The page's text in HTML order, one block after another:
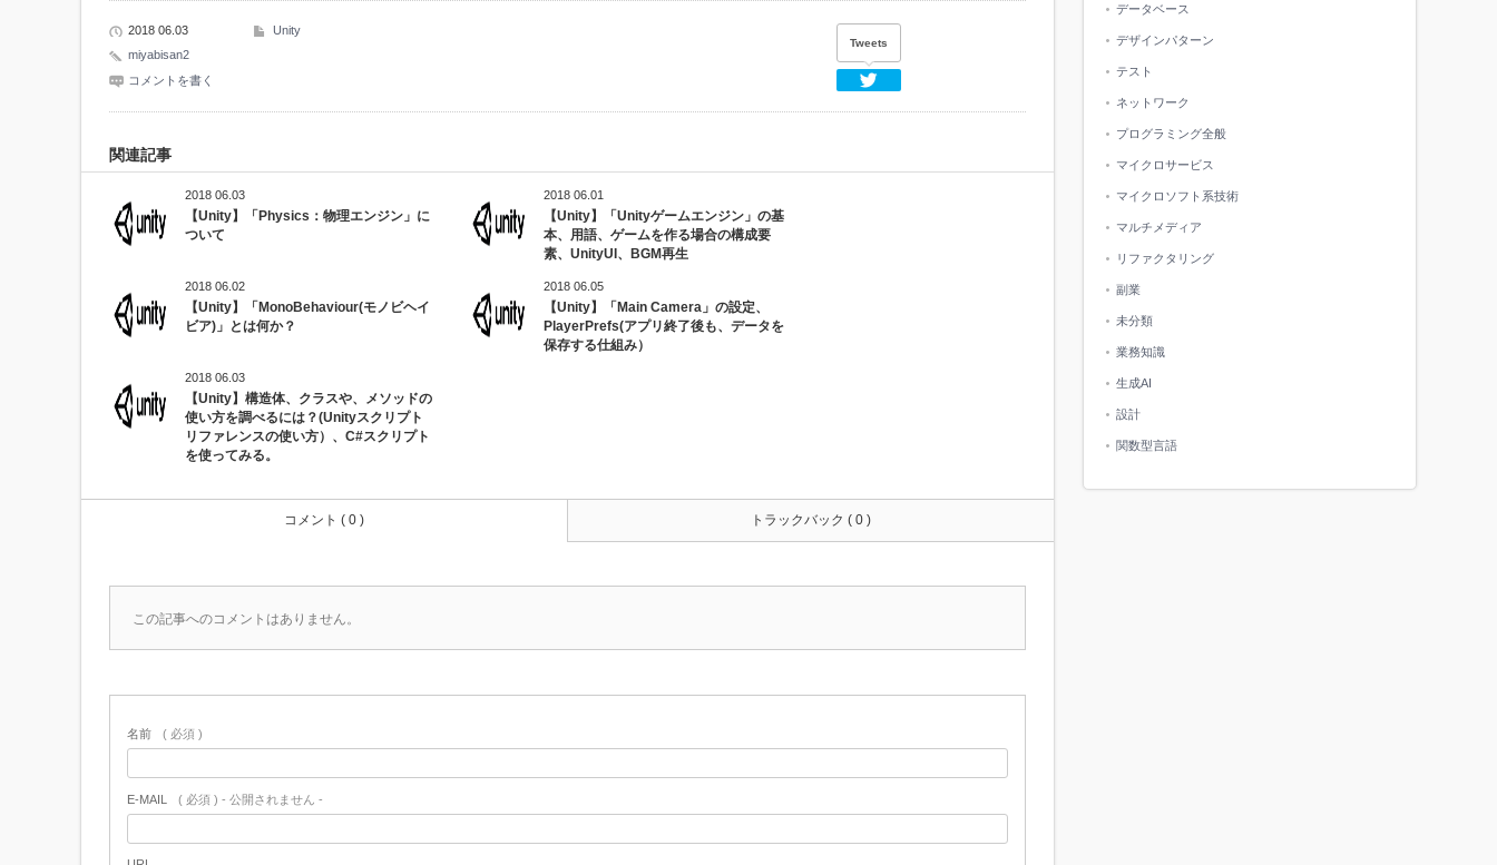
2018 06.03
miyabisan2
コメントを書く
Unity
Tweets
関連記事
2018 06.03
【Unity】「Physics：物理エンジン」に
ついて
2018 06.01
【Unity】「Unityゲームエンジン」の基
本、用語、ゲームを作る場合の構成要
素、UnityUI、BGM再生
2018 06.02
【Unity】「MonoBehaviour(モノビヘイ
ビア)」とは何か？
2018 06.05
【Unity】「Main Camera」の設定、
PlayerPrefs(アプリ終了後も、データを
保存する仕組み）
2018 06.03
【Unity】構造体、クラスや、メソッドの
使い方を調べるには？(Unityスクリプト
リファレンスの使い方）、C#スクリプト
を使ってみる。
コメント ( 0 ) トラックバック ( 0 )
この記事へのコメントはありません。
名前 ( 必須 )
E-MAIL ( 必須 ) - 公開されません -
データベース
デザインパターン
テスト
ネットワーク
プログラミング全般
マイクロサービス
マイクロソフト系技術
マルチメディア
リファクタリング
副業
未分類
業務知識
生成AI
設計
関数型言語